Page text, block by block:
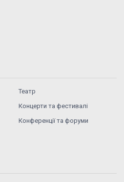
Театр
Концерти та фестивалі
Конференції та форуми